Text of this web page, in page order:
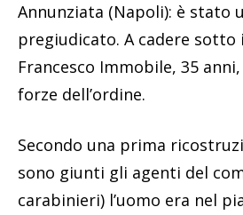
Annunziata (Napoli): è stato
pregiudicato. A cadere sotto
Francesco Immobile, 35
forze dell’ordine.
Secondo una prima
sono giunti gli agenti del
carabinieri) l’uomo era nel